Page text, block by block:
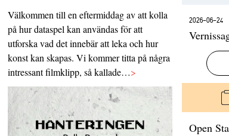
Välkommen till en eftermiddag av att kolla
på hur dataspel kan användas för att
utforska vad det innebär att leka och hur
konst kan skapas. Vi kommer titta på några
intressant filmklipp, så kallade…>
2026-06-24
Open